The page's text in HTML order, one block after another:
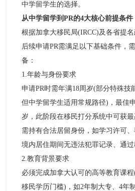
中学留学生的选择。​
从中学留学到PR的4大核心前提条件​
根据加拿大移民局(IRCC)及各省提
后续申请PR需满足以下基础条件，
备：​
1.年龄与身份要求​
申请PR时需年满18周岁(部分特殊技
但中学留学生适用常规路径)，最佳
岁，此阶段在移民打分系统中可获最
需持有合法居留身份，如学习许可
境内居住期间无违法犯罪记录、通过
2.教育背景要求​
必须完成加拿大认可的高等教育课
移民学历门槛)，如2年制大专、4年